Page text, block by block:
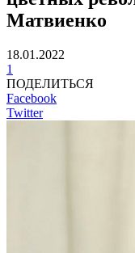
Матвиенко
18.01.2022
1
ПОДЕЛИТЬСЯ
Facebook
Twitter